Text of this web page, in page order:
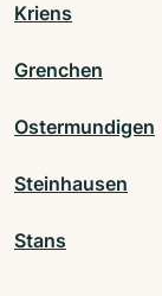
Kriens
Grenchen
Ostermundigen
Steinhausen
Stans